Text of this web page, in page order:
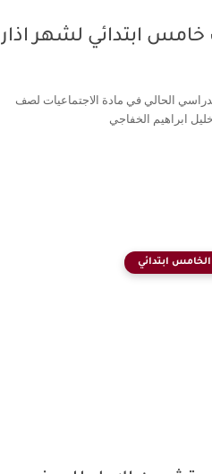
خامس ابتدائي لشهر اذار
الحالي في مادة الاجتماعيات لصف
ابتدائي